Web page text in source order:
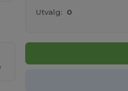
Utvalg: 0